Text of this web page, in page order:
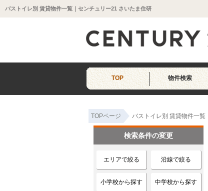
バストイレ別 賃貸物件一覧｜センチュリー21 さいたま住研
TOP 物件検索
TOPページ バストイレ別 賃貸物件一覧
検索条件の変更
エリアで絞る 沿線で絞る
小学校から探す 中学校から探す